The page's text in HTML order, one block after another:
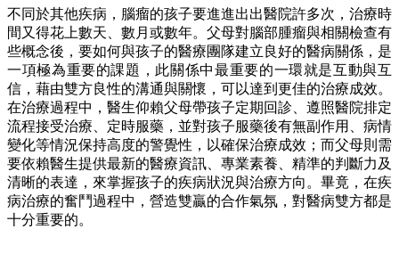
不同於其他疾病，腦瘤的孩子要進進出出醫院許多次，治療時
間又得花上數天、數月或數年。父母對腦部腫瘤與相關檢查有
些概念後，要如何與孩子的醫療團隊建立良好的醫病關係，是
一項極為重要的課題，此關係中最重要的一環就是互動與互
信，藉由雙方良性的溝通與關懷，可以達到更佳的治療成效。
在治療過程中，醫生仰賴父母帶孩子定期回診、遵照醫院排定
流程接受治療、定時服藥，並對孩子服藥後有無副作用、病情
變化等情況保持高度的警覺性，以確保治療成效；而父母則需
要依賴醫生提供最新的醫療資訊、專業素養、精準的判斷力及
清晰的表達，來掌握孩子的疾病狀況與治療方向。畢竟，在疾
病治療的奮鬥過程中，營造雙贏的合作氣氛，對醫病雙方都是
十分重要的。